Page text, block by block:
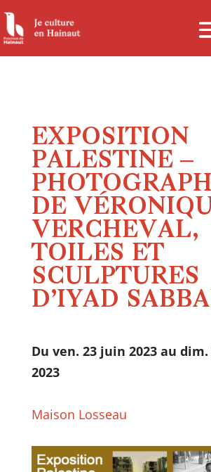
Panneau de gestion des cookies
EXPOSITION
PALESTINE –
DE
VERCHEVAL,
TOILES ET
SCULPTURES
D’IYAD
Du ven. 23 juin 2023 au
2023
Maison Losseau